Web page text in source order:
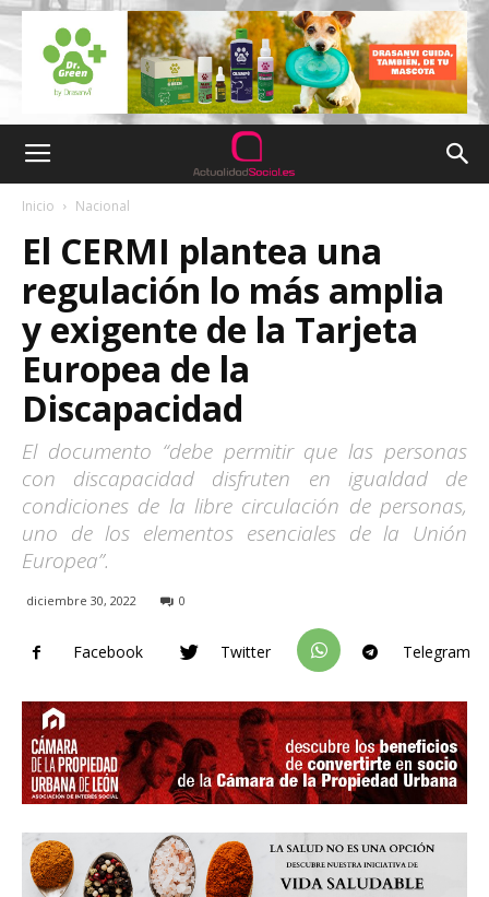
Inicio Nacional
El CERMI plantea una
regulación lo más amplia
y exigente de la Tarjeta
Europea de la
Discapacidad
El documento “debe permitir que las personas
con discapacidad disfruten en igualdad de
condiciones de la libre circulación de personas,
uno de los elementos esenciales de la Unión
Europea”.
diciembre 30, 2022 0
Facebook Twitter Telegram